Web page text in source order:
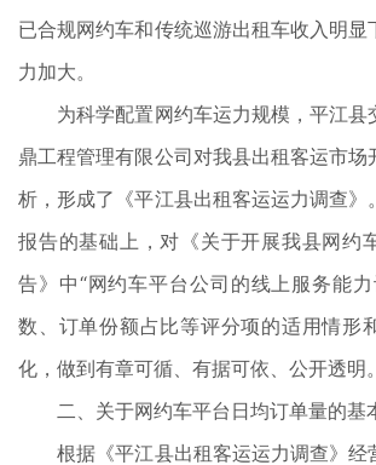
已合规网约车和传统巡游出租车收入明显
力加大。
为科学配置网约车运力规模，平江县
鼎工程管理有限公司对我县出租客运市场
析，形成了《平江县出租客运运力调查》
报告的基础上，对《关于开展我县网约
告》中“网约车平台公司的线上服务能
数、订单份额占比等评分项的适用情形
化，做到有章可循、有据可依、公开透明。
二、关于网约车平台日均订单量的基
根据《平江县出租客运运力调查》经